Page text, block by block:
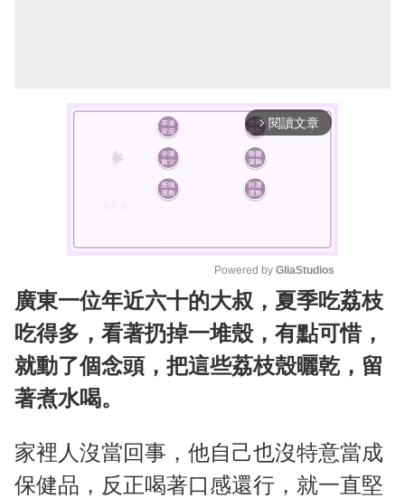
arrow_forward_ios 閱讀文章
M
u
t
e
Powered by GliaStudios
廣東一位年近六十的大叔，夏季吃荔枝
吃得多，看著扔掉一堆殼，有點可惜，
就動了個念頭，把這些荔枝殼曬乾，留
著煮水喝。
家裡人沒當回事，他自己也沒特意當成
保健品，反正喝著口感還行，就一直堅